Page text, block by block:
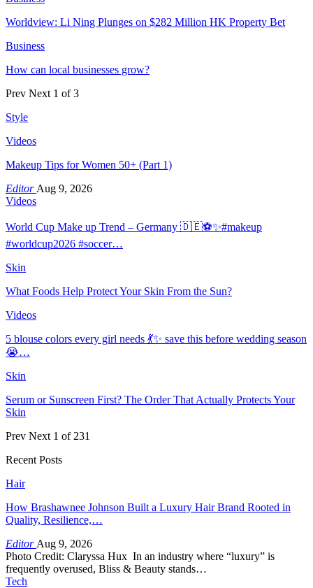
Worldview: Li Ning Plunges on $282 Million HK Property Bet
Business
How can local businesses grow?
Prev Next 1 of 3
Style
Videos
Makeup Tips for Women 50+ (Part 1)
Editor Aug 9, 2026
Videos
World Cup Make up Trend – Germany 🇩🇪⚽️✨#makeup
#worldcup2026 #soccer…
Skin
What Foods Help Protect Your Skin From the Sun?
Videos
5 blouse colors every girl needs 💃✨ save this before wedding season
😭…
Skin
Serum or Sunscreen First? The Order That Actually Protects Your
Skin
Prev Next 1 of 231
Recent Posts
Hair
How Brashawnee Johnson Built a Luxury Hair Brand Rooted in
Quality, Resilience,…
Editor Aug 9, 2026
Photo Credit: Claryssa Hux In an industry where “luxury” is
frequently overused, Bliss & Beauty stands…
Tech